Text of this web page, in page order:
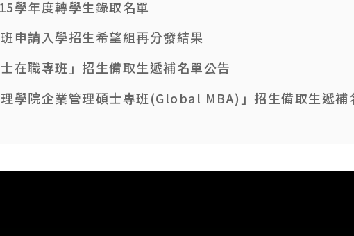
學年度轉學生錄取名單
申請入學招生希望組再分發結果
在職專班」招生備取生遞補名單公告
學院企業管理碩士專班(Global MBA)」招生備取生遞補